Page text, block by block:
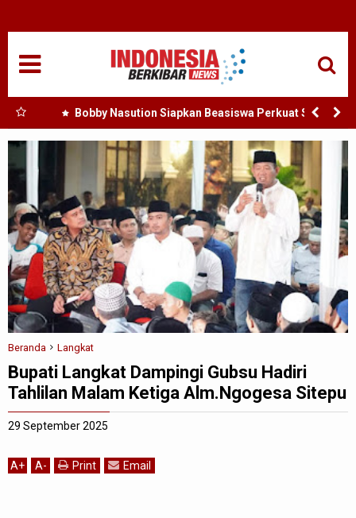
Bobby Nasution Siapkan Beasiswa Perkuat SDM
Kesehatan Kepulauan Nias
Beranda Langkat
Bupati Langkat Dampingi Gubsu Hadiri
Tahlilan Malam Ketiga Alm.Ngogesa Sitepu
29 September 2025
A+ A- Print Email
NASIONAL
SUMUT
MEDAN
TANJUNGBALAI
ACEH
EDUKASI
ADVETORIAL
REDAKSI